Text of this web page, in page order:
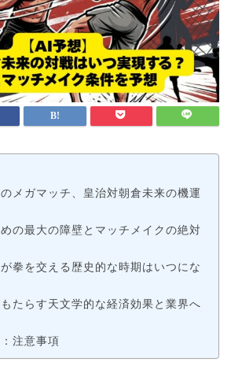
メガマッチ、皇治対朝倉未来の機運
の最大の障壁とマッチメイクの絶対
拳を交える歴史的な時期はいつにな
たらす天文学的な経済効果と業界へ
注意事項